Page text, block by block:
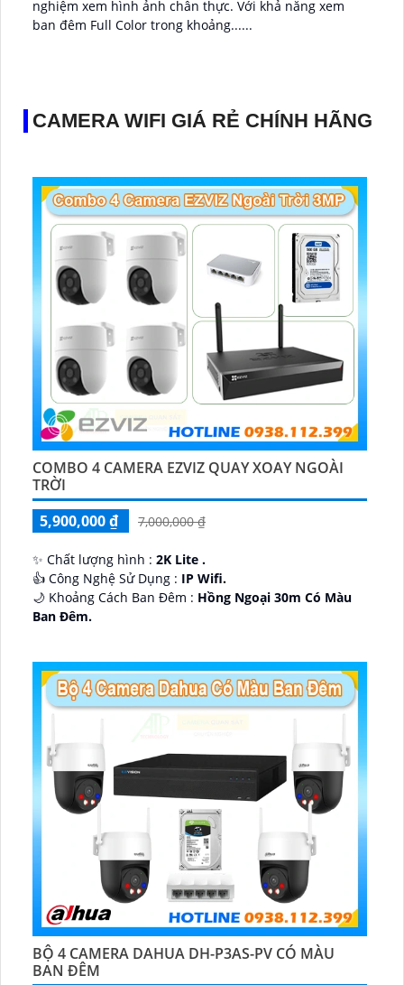
nghiệm xem hình ảnh chân thực. Với khả năng xem
ban đêm Full Color trong khoảng......
CAMERA WIFI GIÁ RẺ CHÍNH HÃNG
COMBO 4 CAMERA EZVIZ QUAY XOAY NGOÀI
TRỜI
5,900,000 ₫
7,000,000 ₫
✨ Chất lượng hình : 2K Lite .
👍 Công Nghệ Sử Dụng : IP Wifi.
🌙 Khoảng Cách Ban Đêm : Hồng Ngoại 30m Có Màu
Ban Ðêm.
BỘ 4 CAMERA DAHUA DH-P3AS-PV CÓ MÀU
BAN ĐÊM